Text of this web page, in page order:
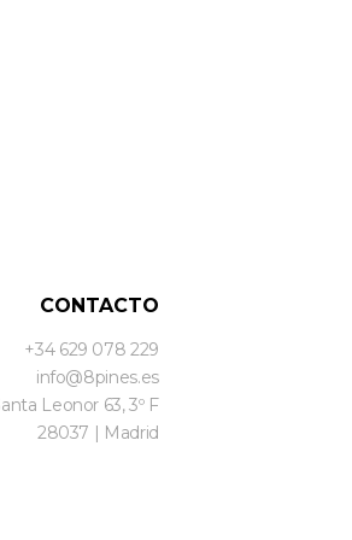
CONTACTO
+34 629 078 229
info@8pines.es
Leonor 63, 3º F
28037 | Madrid